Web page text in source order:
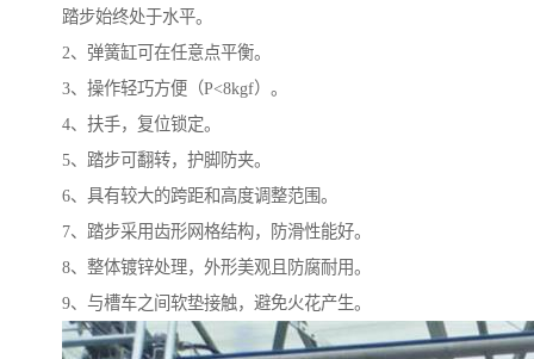
踏步始终处于水平。
2、弹簧缸可在任意点平衡。
3、操作轻巧方便（P<8kgf）。
4、扶手，复位锁定。
5、踏步可翻转，护脚防夹。
6、具有较大的跨距和高度调整范围。
7、踏步采用齿形网格结构，防滑性能好。
8、整体镀锌处理，外形美观且防腐耐用。
9、与槽车之间软垫接触，避免火花产生。